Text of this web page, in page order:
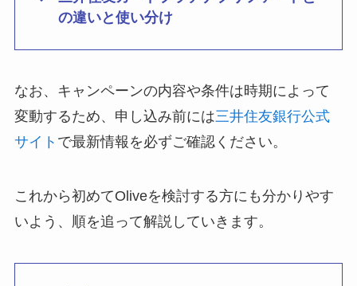
の違いと使い分け
なお、キャンペーンの内容や条件は時期によって
変動するため、申し込み前には三井住友銀行公式
サイト で最新情報を必ずご確認ください。
これから初めてOliveを検討する方にも分かりやす
いよう、順を追って解説していきます。